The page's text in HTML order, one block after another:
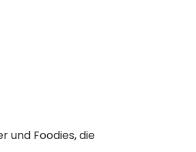
und Foodies, die